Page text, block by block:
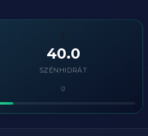
⚡
40.0
SZÉNHIDRÁT
g